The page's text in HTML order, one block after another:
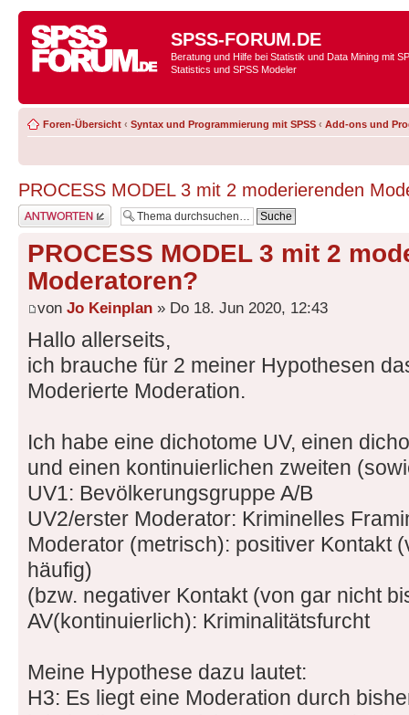
SPSS-FORUM.DE
Beratung und Hilfe bei Statistik und Data Mining mit
Statistics und SPSS Modeler
Foren-Übersicht ‹ Syntax und Programmierung mit SPSS ‹ Add-ons und
PROCESS MODEL 3 mit 2 moderierenden
Antwort erstellen
PROCESS MODEL 3 mit 2
Moderatoren?
von Jo Keinplan » Do 18. Jun 2020, 12:43
Hallo allerseits,
ich brauche für 2 meiner Hypothesen
Moderierte Moderation.
Ich habe eine dichotome UV, einen
und einen kontinuierlichen zweiten
UV1: Bevölkerungsgruppe A/B
UV2/erster Moderator: Kriminelles
Moderator (metrisch): positiver Kontakt
häufig)
(bzw. negativer Kontakt (von gar nicht
AV(kontinuierlich): Kriminalitätsfurcht
Meine Hypothese dazu lautet:
H3: Es liegt eine Moderation durch